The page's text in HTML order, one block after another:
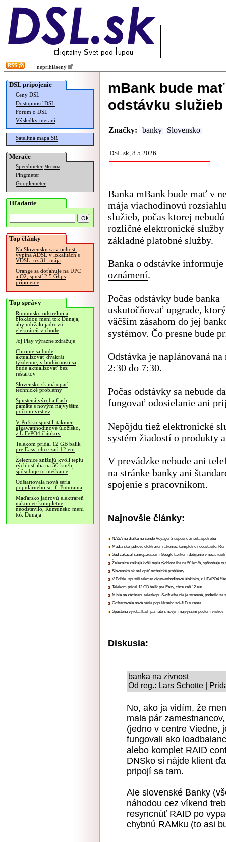
neprihlásený
DSL pripojenie
Ceny DSL
Dostupnosť DSL
Fórum o DSL
Výsledky meraní
Satelitná mapa SR
Merače
Speedmeter Merania
Pingmeter
Googlemeter
Hľadanie
Top články
Na Slovensku sa v tichosti
vypína ADSL v lokalitách s
VDSL, už 31. mája
Orange sa doťahuje na UPC
a O2, spustí 2.5 Gbps
pripojenie
Top správy
Rumunsko odstrelmi a
blokádou mení tok Dunaja,
aby udržalo jadrovú
elektráreň v chode
Joj Play výrazne zdražuje
Chrome sa bude
aktualizovať dvakrát
týždenne, v budúcnosti sa
bude aktualizovať bez
reštartov
Slovensko.sk má opäť
technické problémy
Spustená výroba flash
pamäte s novým najvyšším
počtom vrstiev
V Poľsku spustili takmer
gigawatthodinové úložisko,
z LiFePO4 článkov
Telekom pridal 12 GB balík
pre Easy, chce zaň 12 eur
Železnice znižujú kvôli teplu
rýchlosť iba na 50 km/h,
spôsobuje to meškanie
Odštartovala nová séria
populárneho sci-fi Futurama
Maďarsko jadrovú elektráreň
nakoniec kompletne
neodstavilo, Rumunsko mení
tok Dunaja
mBank bude
odstávku služieb
Značky: banky Slovensko
DSL.sk, 8.5.2026
Banka mBank bude mať v
mája viachodinovú
služieb, počas ktorej
rozličné elektronické služby
základné platobné služby.
Banka o odstávke
oznámení.
Počas odstávky bude banka
uskutočňovať upgrade,
väčším zásahom do jej
systémov. Čo presne bude
Odstávka je naplánovaná
2:30 do 7:30.
Počas odstávky sa nebude
fungovať odosielanie ani
Nepôjdu tiež elektronické
systém žiadostí o produkty
V prevádzke nebude ani
na stránke banky ani
spojenie s pracovníkom.
Najnovšie články:
NASA na diaľku na sonde Voyager 2 úspešne znížila spotrebu
Maďarsko jadrovú elektráreň nakoniec kompletne neodstavilo,
Súd zakázal samojazdiacim Google taxíkom dobíjanie v noci,
Železnice znižujú kvôli teplu rýchlosť iba na 50 km/h, spôsobuje to
Slovensko.sk má opäť technické problémy
V Poľsku spustili takmer gigawatthodinové úložisko, z LiFePO4
Telekom pridal 12 GB balík pre Easy, chce zaň 12 eur
Misia na záchranu teleskopu Swift ešte nie je stratená, podarilo sa
Odštartovala nová séria populárneho sci-fi Futurama
Spustená výroba flash pamäte s novým najvyšším počtom vrstiev
Diskusia:
banka na zivnost
Od reg.: Lars Schotte |
No, ako ja vidím, že
mala pár
(jedno v centre Viedne,
fungovali ako
alebo komplet RAID
DNSko si nájde klient
pripojí sa tam.
Ale slovenské Banky
náhodou cez víkend
resyncnúť RAID po
chybnú RAMku (to asi